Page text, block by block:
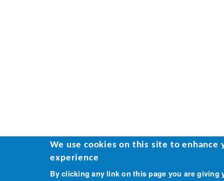
We use cookies on this site to enhance
experience
By clicking any link on this page you are giving